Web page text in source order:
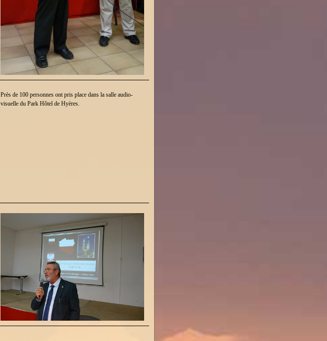
Près de 100 personnes ont pris place dans la salle audio-
visuelle du Park Hôtel de Hyères.